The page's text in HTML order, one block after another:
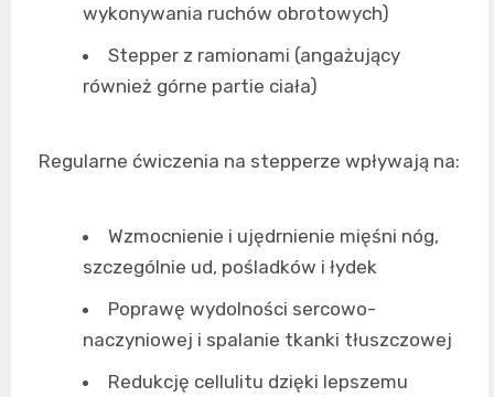
wykonywania ruchów obrotowych)
Stepper z ramionami (angażujący
również górne partie ciała)
Regularne ćwiczenia na stepperze wpływają na:
Wzmocnienie i ujędrnienie mięśni nóg,
szczególnie ud, pośladków i łydek
Poprawę wydolności sercowo-
naczyniowej i spalanie tkanki tłuszczowej
Redukcję cellulitu dzięki lepszemu